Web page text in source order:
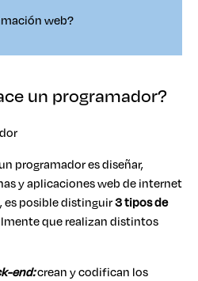
web?
un programador?
programador es diseñar,
y aplicaciones web de internet
es posible distinguir3tipos de
que realizan distintos
end:crean y codifican los